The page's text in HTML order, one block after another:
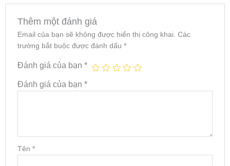
Thêm một đánh giá
Email của bạn sẽ không được hiển thị công khai. Các
trường bắt buộc được đánh dấu *
Đánh giá của bạn *
Đánh giá của bạn *
Tên *